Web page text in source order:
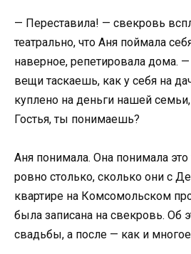
— Переставила! — свекровь
театрально, что Аня поймала
наверное, репетировала дома.
вещи таскаешь, как у себя на
куплено на деньги нашей
Гостья, ты понимаешь?
Аня понимала. Она понимала
ровно столько, сколько они с
квартире на Комсомольском
была записана на свекровь. Об
свадьбы, а после — как и